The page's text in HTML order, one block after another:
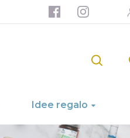
Idee regalo